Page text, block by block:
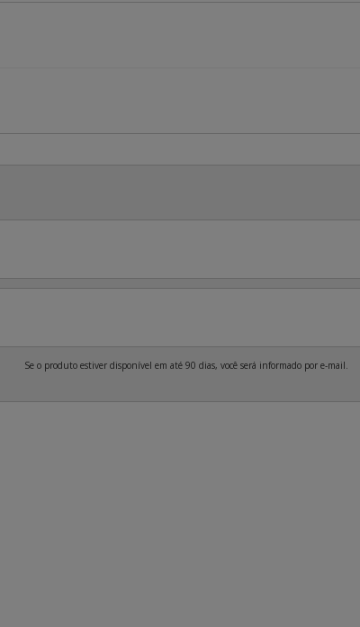
Se o produto estiver disponível em até 90 dias, você será informado por e-mail.